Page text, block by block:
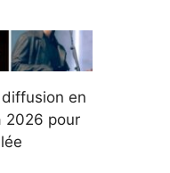
en
2026 pour